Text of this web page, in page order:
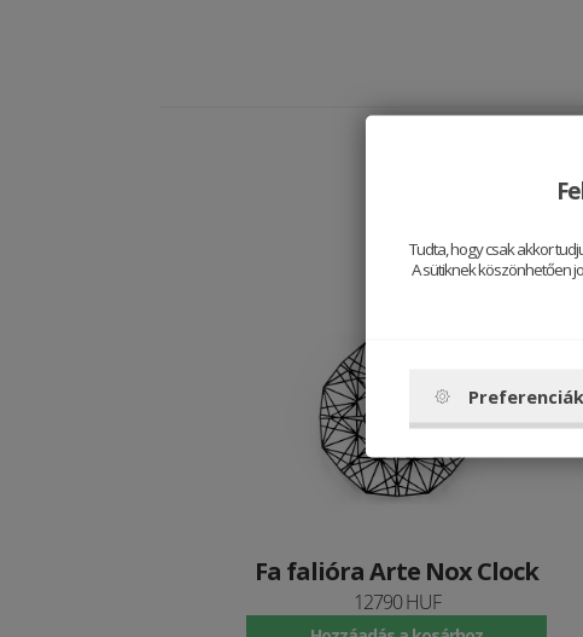
Fa falióra Arte Nox Clock
12790 HUF
Tudta, hogy csak akkor
A sütiknek köszönhetően